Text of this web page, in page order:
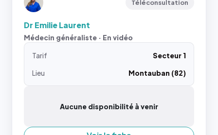
Téléconsultation
Dr Emilie Laurent
Médecin généraliste · En vidéo
Tarif
Secteur 1
Lieu
Montauban (82)
Aucune disponibilité à venir